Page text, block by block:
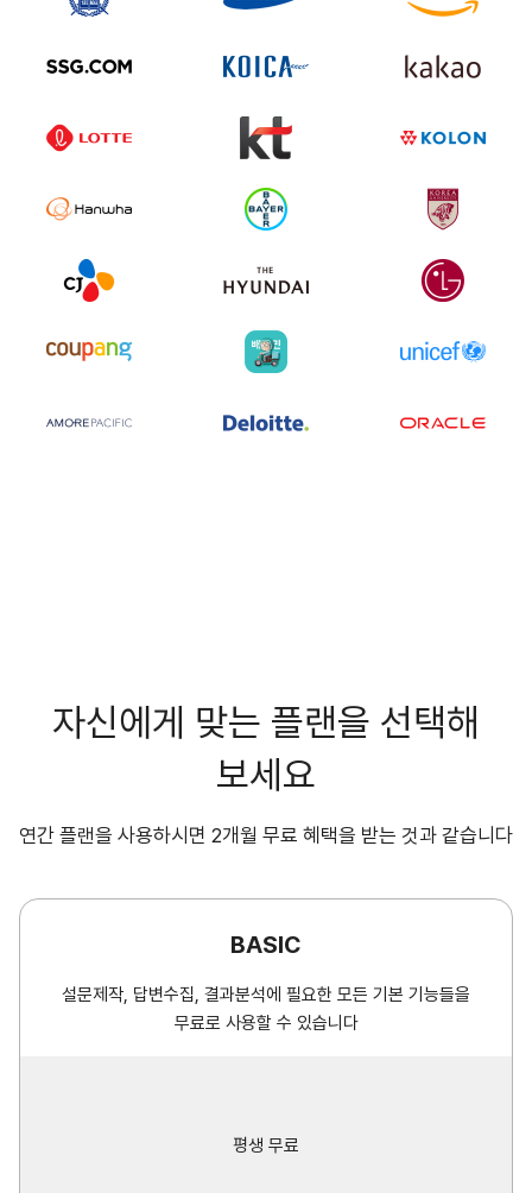
자신에게 맞는 플랜을 선택해
보세요
연간 플랜을 사용하시면 2개월 무료 혜택을 받는 것과 같습니다
BASIC
설문제작, 답변수집, 결과분석에 필요한 모든 기본 기능들을
무료로 사용할 수 있습니다
평생 무료